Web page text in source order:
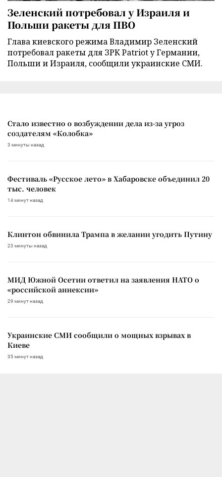
Зеленский потребовал у Израиля и
Польши ракеты для ПВО
Глава киевского режима Владимир Зеленский
потребовал ракеты для ЗРК Patriot у Германии,
Польши и Израиля, сообщили украинские СМИ.
Стало известно о возбуждении дела из-за угроз
создателям «Колобка»
3 минуты назад
Фестиваль «Русское лето» в Хабаровске объединил 20
тыс. человек
14 минут назад
Клинтон обвинила Трампа в желании угодить Путину
23 минуты назад
МИД Южной Осетии ответил на заявления НАТО о
«российской аннексии»
29 минут назад
Украинские СМИ сообщили о мощных взрывах в
Киеве
35 минут назад